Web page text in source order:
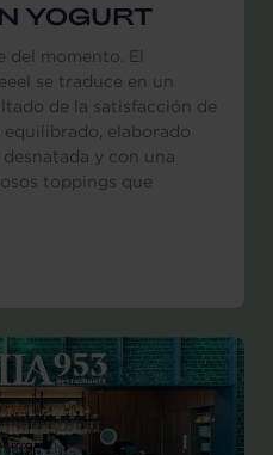
YOGURT
del momento. El
se traduce en un
de la satisfacción de
elaborado
y con una
toppings que